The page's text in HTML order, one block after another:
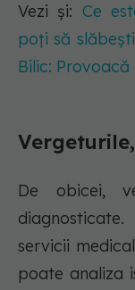
Vezi și: Ce
poți să
Bilic:
De obicei,
servicii
poate analiza